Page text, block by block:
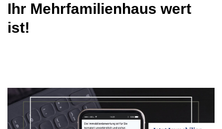
Ihr Mehrfamilienhaus wert
ist!